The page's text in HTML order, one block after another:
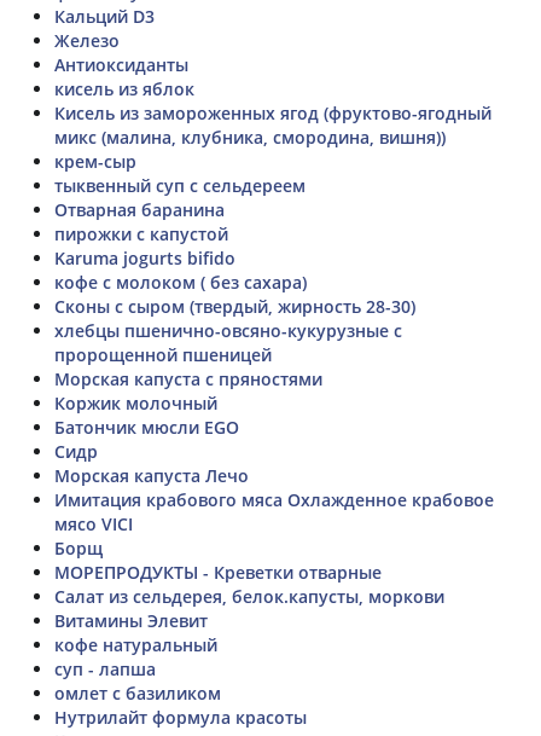
Кальций D3
Железо
Антиоксиданты
кисель из яблок
Кисель из замороженных ягод (фруктово-ягодный
микс (малина, клубника, смородина, вишня))
крем-сыр
тыквенный суп с сельдереем
Отварная баранина
пирожки с капустой
Karuma jogurts bifido
кофе с молоком ( без сахара)
Сконы с сыром (твердый, жирность 28-30)
хлебцы пшенично-овсяно-кукурузные с
пророщенной пшеницей
Морская капуста с пряностями
Коржик молочный
Батончик мюсли EGO
Сидр
Морская капуста Лечо
Имитация крабового мяса Охлажденное крабовое
мясо VICI
Борщ
МОРЕПРОДУКТЫ - Креветки отварные
Салат из сельдерея, белок.капусты, моркови
Витамины Элевит
кофе натуральный
суп - лапша
омлет с базиликом
Нутрилайт формула красоты